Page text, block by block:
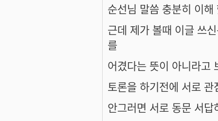
순선님 말씀 충분히 이해
근데 제가 볼때 이글 쓰
를
어겼다는 뜻이 아니라고
토론을 하기전에 서로
안그러면 서로 동문 서